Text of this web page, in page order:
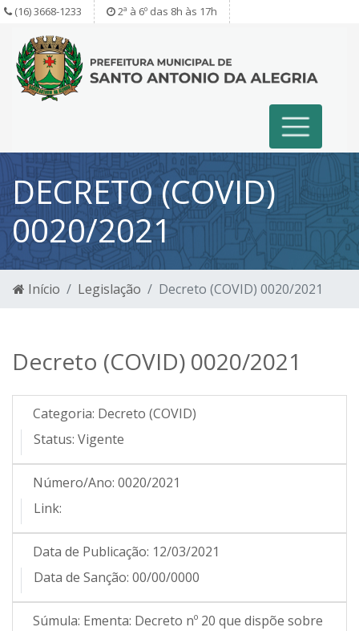
(16) 3668-1233 2ª à 6º das 8h às 17h
DECRETO (COVID)
0020/2021
Início Legislação Decreto (COVID) 0020/2021
Decreto (COVID) 0020/2021
Categoria: Decreto (COVID)
Status: Vigente
Número/Ano: 0020/2021
Link:
Data de Publicação: 12/03/2021
Data de Sanção: 00/00/0000
Súmula: Ementa: Decreto nº 20 que dispõe sobre